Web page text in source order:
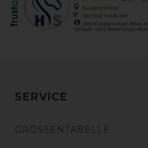
SERVICE
GRÖSSENTABELLE